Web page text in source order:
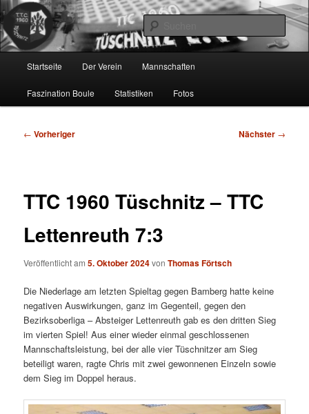
Zum
primären
Inhalt
springenTTC 1960 Tüschnitz e.V.
online…
Startseite Der Verein Mannschaften
Faszination Boule Statistiken Fotos
Beitragsnavigation
← Vorheriger Nächster →
TTC 1960 Tüschnitz – TTC
Lettenreuth 7:3
Veröffentlicht am5. Oktober 2024vonThomas Förtsch
Die Niederlage am letzten Spieltag gegen Bamberg hatte keine
negativen Auswirkungen, ganz im Gegenteil, gegen den
Bezirksoberliga – Absteiger Lettenreuth gab es den dritten Sieg
im vierten Spiel! Aus einer wieder einmal geschlossenen
Mannschaftsleistung, bei der alle vier Tüschnitzer am Sieg
beteiligt waren, ragte Chris mit zwei gewonnenen Einzeln sowie
dem Sieg im Doppel heraus.